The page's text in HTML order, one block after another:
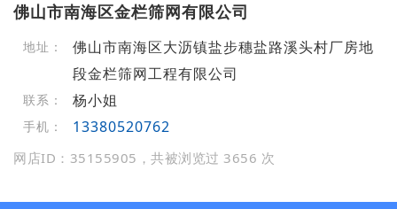
佛山市南海区金栏筛网有限公司
地址：
佛山市南海区大沥镇盐步穗盐路溪头村厂房地
段金栏筛网工程有限公司
联系： 杨小姐
手机： 13380520762
网店ID：35155905，共被浏览过 3656 次